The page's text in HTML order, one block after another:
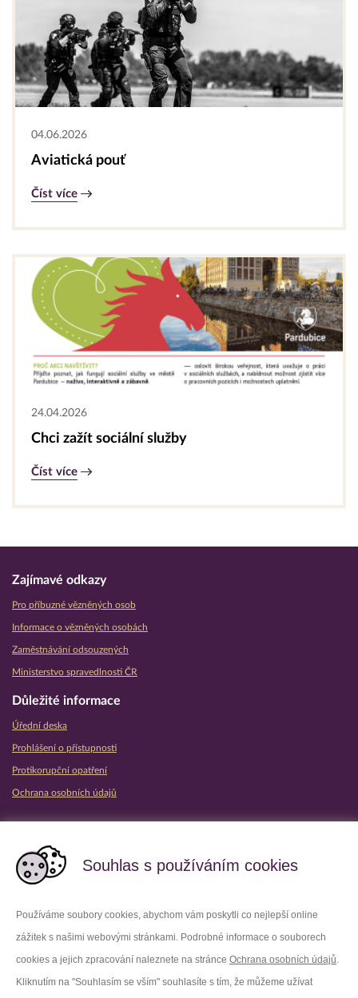
Souhlas s používáním cookies
Používáme soubory cookies, abychom vám poskytli co nejlepší online
zážitek s našimi webovými stránkami. Podrobné informace o souborech
cookies a jejich zpracování naleznete na stránce Ochrana osobních údajů.
Kliknutím na "Souhlasím se vším" souhlasíte s tím, že můžeme užívat
04.06.2026
Aviatická pouť
Číst více
24.04.2026
Chci zažít sociální služby
Číst více
Zajímavé odkazy
Pro příbuzné vězněných osob
Informace o vězněných osobách
Zaměstnávání odsouzených
Ministerstvo spravedlnosti ČR
Důležité informace
Úřední deska
Prohlášení o přístupnosti
Protikorupční opatření
Ochrana osobních údajů
Facebook Youtube